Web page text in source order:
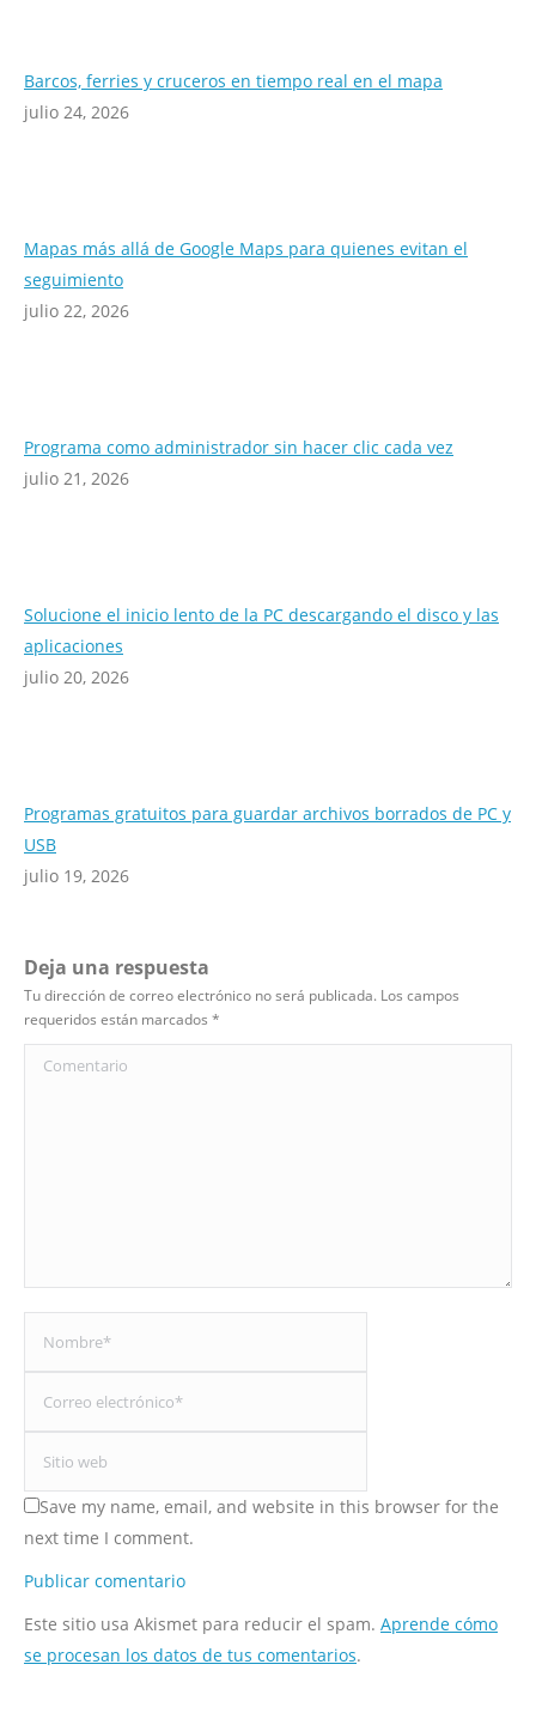
Barcos, ferries y cruceros en tiempo real en el mapa
julio 24, 2026
Mapas más allá de Google Maps para quienes evitan el
seguimiento
julio 22, 2026
Programa como administrador sin hacer clic cada vez
julio 21, 2026
Solucione el inicio lento de la PC descargando el disco y las
aplicaciones
julio 20, 2026
Programas gratuitos para guardar archivos borrados de PC y
USB
julio 19, 2026
Deja una respuesta
Tu dirección de correo electrónico no será publicada. Los campos
requeridos están marcados *
Comentario
Save my name, email, and website in this browser for the
next time I comment.
Publicar comentario
Este sitio usa Akismet para reducir el spam. Aprende cómo
se procesan los datos de tus comentarios.